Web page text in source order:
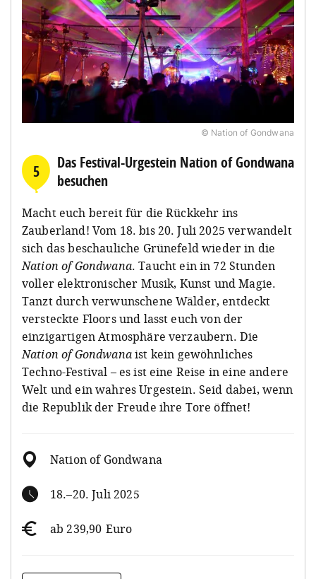
© Nation of Gondwana
5
Das Festival-Urgestein Nation of Gondwana
besuchen
Macht euch bereit für die Rückkehr ins
Zauberland! Vom 18. bis 20. Juli 2025 verwandelt
sich das beschauliche Grünefeld wieder in die
Nation of Gondwana. Taucht ein in 72 Stunden
voller elektronischer Musik, Kunst und Magie.
Tanzt durch verwunschene Wälder, entdeckt
versteckte Floors und lasst euch von der
einzigartigen Atmosphäre verzaubern. Die
Nation of Gondwanaist kein gewöhnliches
Techno-Festival – es ist eine Reise in eine andere
Welt und ein wahres Urgestein. Seid dabei, wenn
die Republik der Freude ihre Tore öffnet!
Nation of Gondwana
18.–20. Juli 2025
ab 239,90 Euro